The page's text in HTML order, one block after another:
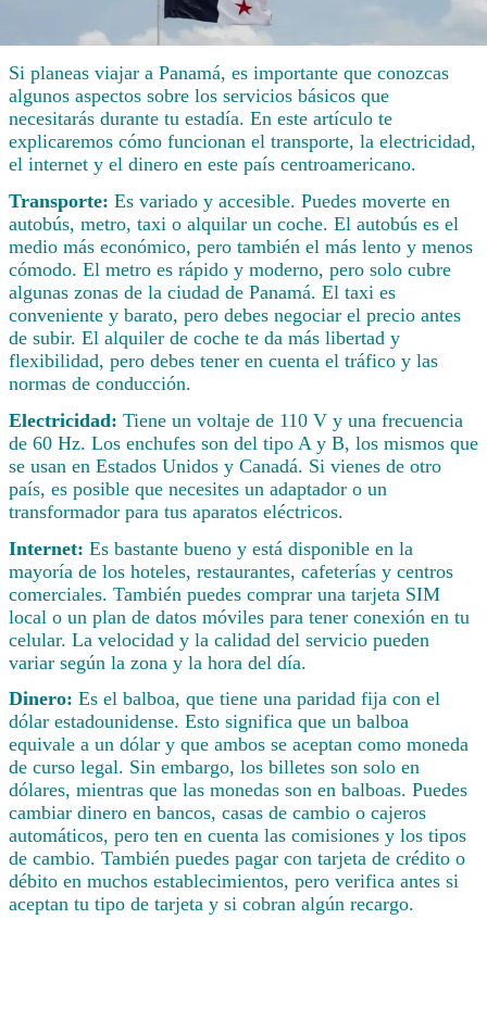
Si planeas viajar a Panamá, es importante que conozcas
algunos aspectos sobre los servicios básicos que
necesitarás durante tu estadía. En este artículo te
explicaremos cómo funcionan el transporte, la electricidad,
el internet y el dinero en este país centroamericano.
Transporte: Es variado y accesible. Puedes moverte en
autobús, metro, taxi o alquilar un coche. El autobús es el
medio más económico, pero también el más lento y menos
cómodo. El metro es rápido y moderno, pero solo cubre
algunas zonas de la ciudad de Panamá. El taxi es
conveniente y barato, pero debes negociar el precio antes
de subir. El alquiler de coche te da más libertad y
flexibilidad, pero debes tener en cuenta el tráfico y las
normas de conducción.
Electricidad: Tiene un voltaje de 110 V y una frecuencia
de 60 Hz. Los enchufes son del tipo A y B, los mismos que
se usan en Estados Unidos y Canadá. Si vienes de otro
país, es posible que necesites un adaptador o un
transformador para tus aparatos eléctricos.
Internet: Es bastante bueno y está disponible en la
mayoría de los hoteles, restaurantes, cafeterías y centros
comerciales. También puedes comprar una tarjeta SIM
local o un plan de datos móviles para tener conexión en tu
celular. La velocidad y la calidad del servicio pueden
variar según la zona y la hora del día.
Dinero: Es el balboa, que tiene una paridad fija con el
dólar estadounidense. Esto significa que un balboa
equivale a un dólar y que ambos se aceptan como moneda
de curso legal. Sin embargo, los billetes son solo en
dólares, mientras que las monedas son en balboas. Puedes
cambiar dinero en bancos, casas de cambio o cajeros
automáticos, pero ten en cuenta las comisiones y los tipos
de cambio. También puedes pagar con tarjeta de crédito o
débito en muchos establecimientos, pero verifica antes si
aceptan tu tipo de tarjeta y si cobran algún recargo.